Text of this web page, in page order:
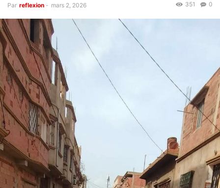
Par reflexion - mars 2, 2026 0
351